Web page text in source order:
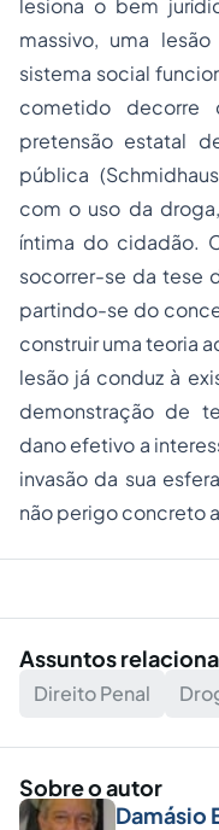
lesiona o bem
massivo, uma
sistema social
cometido
pretensão estatal
pública
com o uso da
íntima do cidadão.
socorrer-se da tese
partindo-se do
construir uma teoria
lesão já conduz à
demonstração de
dano efetivo a
invasão da sua
não perigo concreto
Assuntos
Direito Penal
Sobre o autor
Damásio